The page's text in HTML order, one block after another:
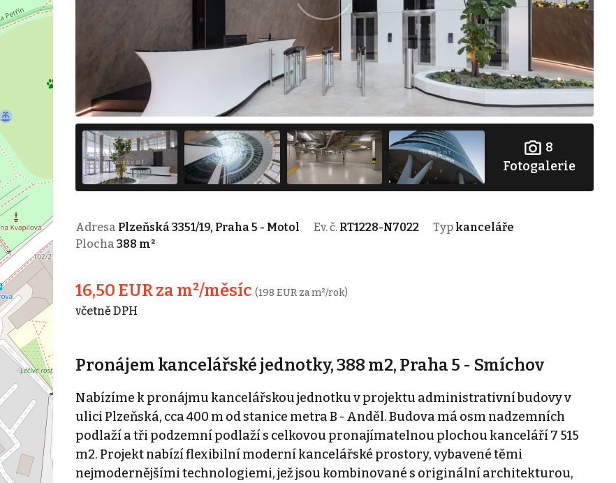
8
Fotogalerie
Adresa Plzeňská 3351/19, Praha 5 - Motol Ev. č. RT1228-N7022 Typ kanceláře
Plocha 388 m²
16,50 EUR za m²/měsíc (198 EUR za m²/rok)
včetně DPH
Pronájem kancelářské jednotky, 388 m2, Praha 5 - Smíchov
Nabízíme k pronájmu kancelářskou jednotku v projektu administrativní budovy v
ulici Plzeňská, cca 400 m od stanice metra B - Anděl. Budova má osm nadzemních
podlaží a tři podzemní podlaží s celkovou pronajímatelnou plochou kanceláří 7 515
m2. Projekt nabízí flexibilní moderní kancelářské prostory, vybavené těmi
nejmodernějšími technologiemi, jež jsou kombinované s originální architekturou,